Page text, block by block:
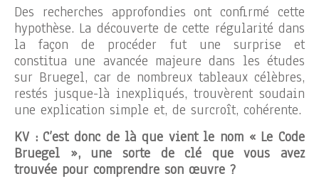
Des recherches approfondies ont confirmé cette
hypothèse. La découverte de cette régularité dans
la façon de procéder fut une surprise et
constitua une avancée majeure dans les études
sur Bruegel, car de nombreux tableaux célèbres,
restés jusque-là inexpliqués, trouvèrent soudain
une explication simple et, de surcroît, cohérente.
KV : C’est donc de là que vient le nom « Le Code
Bruegel », une sorte de clé que vous avez
trouvée pour comprendre son œuvre ?